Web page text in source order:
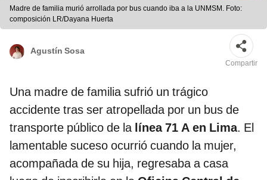
Madre de familia murió arrollada por bus cuando iba a la UNMSM. Foto:
composición LR/Dayana Huerta
Agustín Sosa
Compartir
Una madre de familia sufrió un trágico
accidente tras ser atropellada por un bus de
transporte público de lalínea 71 A en Lima. El
lamentable suceso ocurrió cuando la mujer,
acompañada de su hija, regresaba a casa